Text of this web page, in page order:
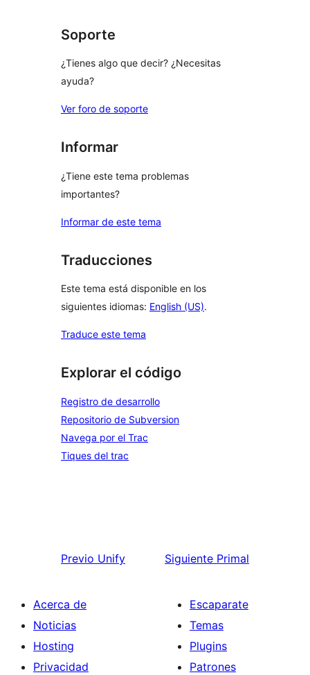
Soporte
¿Tienes algo que decir? ¿Necesitas
ayuda?
Ver foro de soporte
Informar
¿Tiene este tema problemas
importantes?
Informar de este tema
Traducciones
Este tema está disponible en los
siguientes idiomas: English (US).
Traduce este tema
Explorar el código
Registro de desarrollo
Repositorio de Subversion
Navega por el Trac
Tiques del trac
Previo Unify Siguiente Primal
Acerca de
Noticias
Hosting
Privacidad
Escaparate
Temas
Plugins
Patrones